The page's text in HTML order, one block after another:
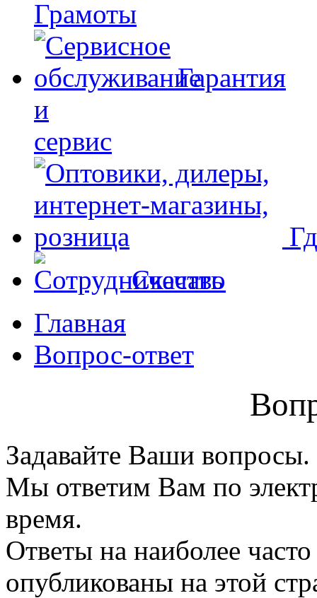
Грамоты
Гарантия
и
сервис
Скачать
Главная
Вопрос-ответ
Задавайте Ваши вопросы.
Мы ответим Вам по
время.
Ответы на наиболее
опубликованы на этой